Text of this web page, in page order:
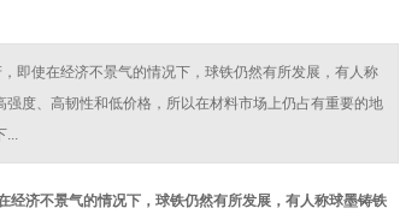
即使在经济不景气的情况下，球铁仍然有所发展，有人称
度、高韧性和低价格，所以在材料市场上仍占有重要的地
...
济不景气的情况下，球铁仍然有所发展，有人称球墨铸铁